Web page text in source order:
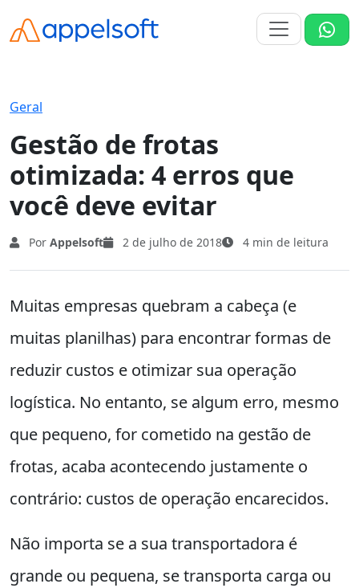
Geral
Gestão de frotas
otimizada: 4 erros que
você deve evitar
Por Appelsoft 2 de julho de 2018 4 min de leitura
Muitas empresas quebram a cabeça (e
muitas planilhas) para encontrar formas de
reduzir custos e otimizar sua operação
logística. No entanto, se algum erro, mesmo
que pequeno, for cometido na gestão de
frotas, acaba acontecendo justamente o
contrário: custos de operação encarecidos.
Não importa se a sua transportadora é
grande ou pequena, se transporta carga ou